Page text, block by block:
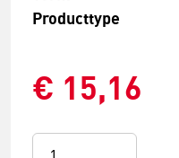
Producttype
€ 15,16